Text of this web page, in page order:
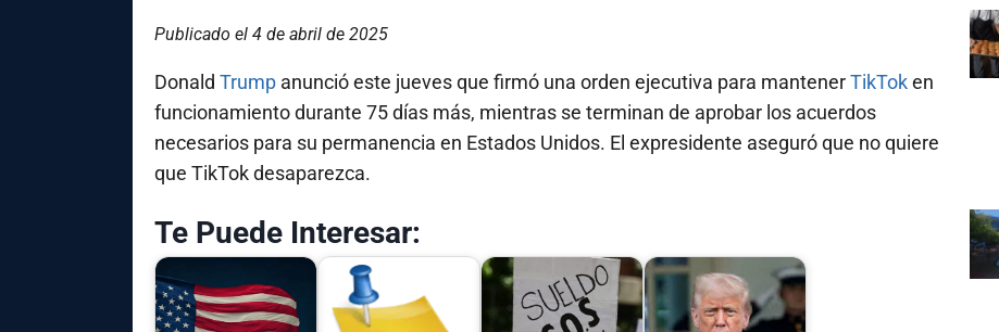
Publicado el 4 de abril de 2025
Donald Trump anunció este jueves que firmó una orden ejecutiva para mantenerTikToken
funcionamiento durante 75 días más, mientras se terminan de aprobar los acuerdos
necesarios para su permanencia en Estados Unidos. El expresidente aseguró que no quiere
que TikTok desaparezca.
Te Puede Interesar: